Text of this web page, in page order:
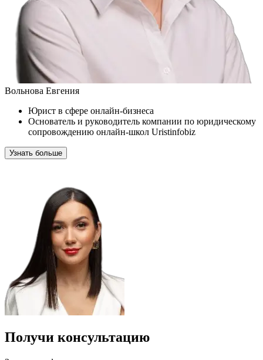
Вольнова Евгения
Юрист в сфере онлайн-бизнеса
Основатель и руководитель компании по юридическому
сопровождению онлайн-школ Uristinfobiz
Узнать больше
Получи консультацию